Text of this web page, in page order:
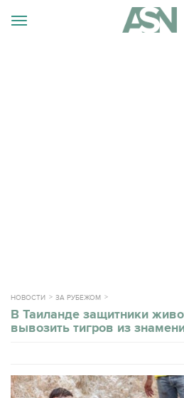
НОВОСТИ ЗА РУБЕЖОМ
В Таиланде защитники
вывозить тигров из